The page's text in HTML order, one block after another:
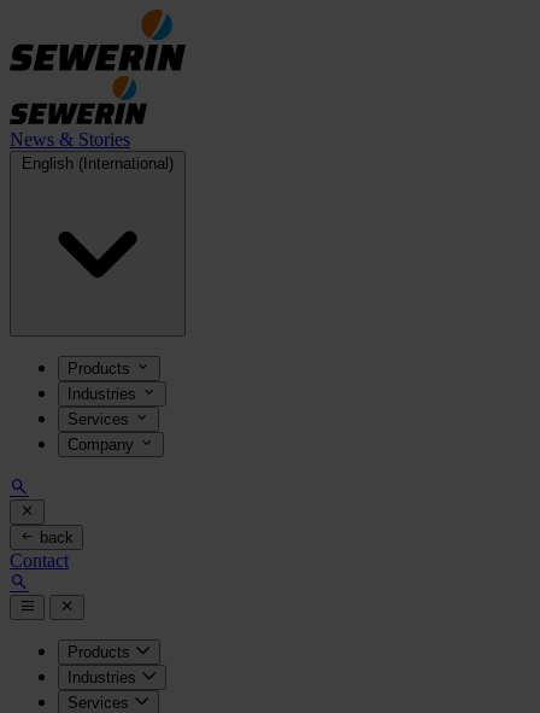
News & Stories
English (International)
Products
Industries
Services
Company
back
Contact
Products
Industries
Services